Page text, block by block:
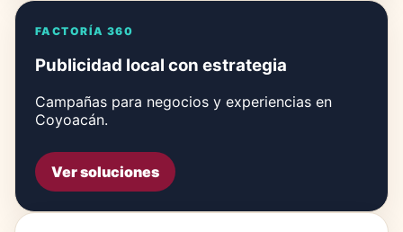
FACTORÍA 360
Publicidad local con estrategia
Campañas para negocios y experiencias en
Coyoacán.
Ver soluciones